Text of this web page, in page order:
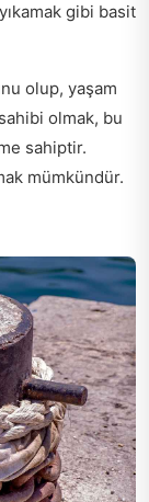
gibi basit
olup, yaşam
olmak, bu
sahiptir.
mümkündür.